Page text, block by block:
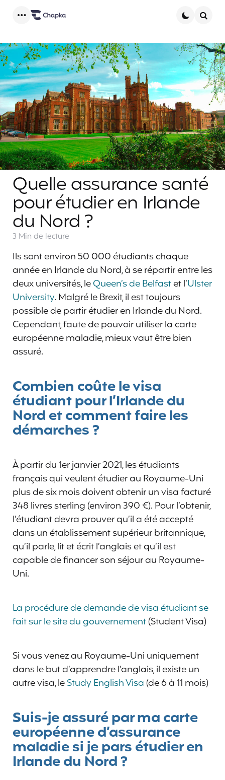
Quelle assurance santé
pour étudier en Irlande
du Nord ?
3 Min de lecture
Ils sont environ 50 000 étudiants chaque
année en Irlande du Nord, à se répartir entre les
deux universités, leQueen’s de Belfastet l’Ulster
University. Malgré le Brexit, il est toujours
possible de partir étudier en Irlande du Nord.
Cependant, faute de pouvoir utiliser la carte
européenne maladie, mieux vaut être bien
assuré.
Combien coûte le visa
étudiant pour l’Irlande du
Nord et comment faire les
démarches ?
À partir du 1er janvier 2021, les étudiants
français qui veulent étudier au Royaume-Uni
plus de six mois doivent obtenir un visa facturé
348 livres sterling (environ 390 €). Pour l’obtenir,
l’étudiant devra prouver qu’il a été accepté
dans un établissement supérieur britannique,
qu’il parle, lit et écrit l’anglais et qu’il est
capable de financer son séjour au Royaume-
Uni.
La procédure de demande de visa étudiant se
fait sur le site du gouvernement(Student Visa)
Si vous venez au Royaume-Uni uniquement
dans le but d’apprendre l’anglais, il existe un
autre visa, leStudy English Visa(de 6 à 11 mois)
Suis-je assuré par ma carte
européenne d’assurance
maladie si je pars étudier en
Irlande du Nord ?